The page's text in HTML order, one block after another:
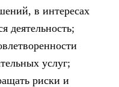
в интересах
деятельность;
услуг;
риски и